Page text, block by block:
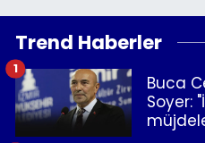
Trend Haberler
Buca
Soyer:
1